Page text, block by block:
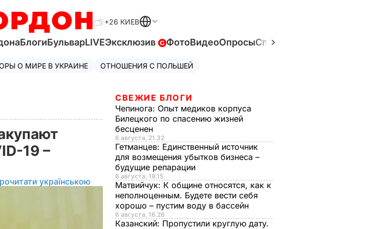
+26 КИЕВ
БлогиБульварLIVEЭксклюзив ФотоВидеоОпросыСпецпроекты
О МИРЕ В УКРАИНЕ ОТНОШЕНИЯ С ПОЛЬШЕЙ
19 –
українською
СВЕЖИЕ БЛОГИ
Чепинога: Опыт медиков корпуса
Билецкого по спасению жизней
бесценен
6 августа, 21.32
Гетманцев: Единственный источник
для возмещения убытков бизнеса –
будущие репарации
6 августа, 19.15
Матвийчук: К общине относятся, как к
неполноценным. Будете вести себя
хорошо – пустим воду в бассейн
6 августа, 16.26
Казанский: Пропустили круглую дату.